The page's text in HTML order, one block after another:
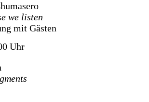
we listen
mit Gästen
Uhr